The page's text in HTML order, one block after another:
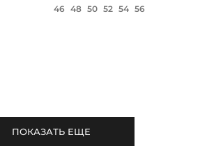
46 48 50 52 54 56
ПОКАЗАТЬ ЕЩЕ